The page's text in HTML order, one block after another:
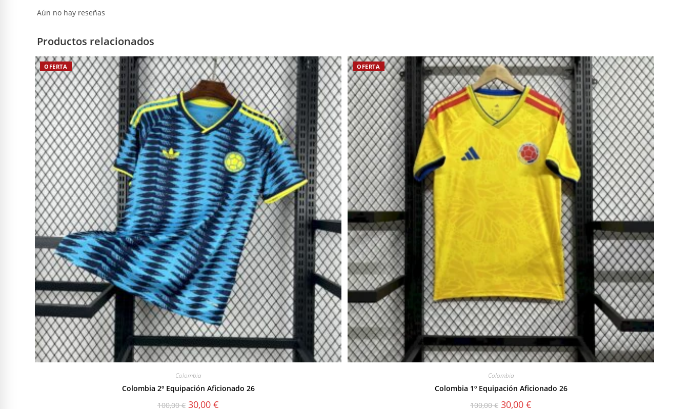
Aún no hay reseñas
Productos relacionados
OFERTA
Colombia
Colombia 2º Equipación Aficionado 26
100,00€ El
30,00 €
OFERTA
Colombia
Colombia 1º Equipación Aficionado 26
100,00€ El
30,00 €